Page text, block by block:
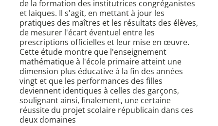
de la formation des institutrices congréganistes
et laïques. Il s'agit, en mettant à jour les
pratiques des maîtres et les résultats des élèves,
de mesurer l'écart éventuel entre les
prescriptions officielles et leur mise en œuvre.
Cette étude montre que l'enseignement
mathématique à l'école primaire atteint une
dimension plus éducative à la fin des années
vingt et que les performances des filles
deviennent identiques à celles des garçons,
soulignant ainsi, finalement, une certaine
réussite du projet scolaire républicain dans ces
deux domaines